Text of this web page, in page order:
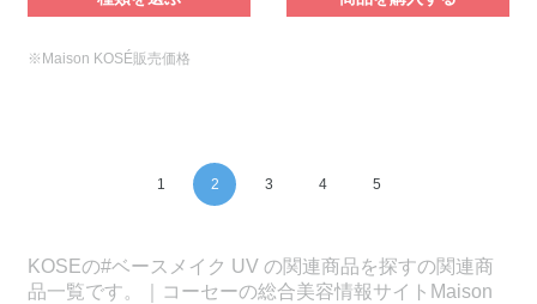
※Maison KOSÉ販売価格
1 2 3 4 5
KOSEの#ベースメイク UV の関連商品を探すの関連商
品一覧です。｜コーセーの総合美容情報サイトMaison